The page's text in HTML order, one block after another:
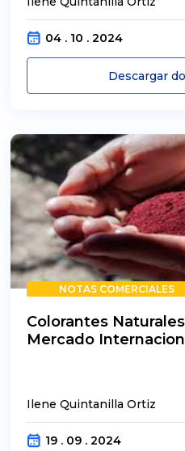
04 . 10 . 2024
Descargar
NOTAS COMERCIALES
Colorantes
Mercado
Ilene Quintanilla Ortiz
19 . 09 . 2024